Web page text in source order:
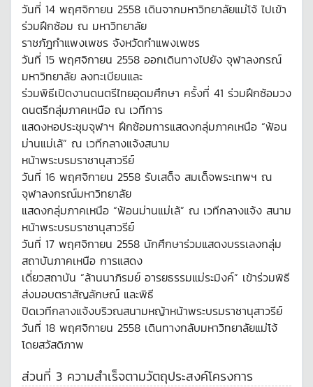
วันที่ 14 พฤศจิกายน 2558 เดินจากมหาวิทยาลัยแม่โจ้ ไปเข้า
ร่วมฝึกซ้อม ณ มหาวิทยาลัย
ราชภัฎกำแพงเพชร จังหวัดกำแพงเพชร
วันที่ 15 พฤศจิกายน 2558 ออกเดินทางไปยัง จุฬาลงกรณ์
มหาวิทยาลัย ลงทะเบียนและ
ร่วมพิธีเปิดงานดนตรีไทยอุดมศึกษา ครั้งที่ 41 ร่วมฝึกซ้อมวง
ดนตรีกลุ่มภาคเหนือ ณ เวทีการ
แสดงหอประชุมจุฬาฯ ฝึกซ้อมการแสดงกลุ่มภาคเหนือ “ฟ้อน
ม่านแม่เล้” ณ เวทีกลางแจ้งสนาม
หน้าพระบรมราชานุสาวรีย์
วันที่ 16 พฤศจิกายน 2558 รับเสด็จ สมเด็จพระเทพฯ ณ
จุฬาลงกรณ์มหาวิทยาลัย
แสดงกลุ่มภาคเหนือ “ฟ้อนม่านแม่เล้” ณ เวทีกลางแจ้ง สนาม
หน้าพระบรมราชานุสาวรีย์
วันที่ 17 พฤศจิกายน 2558 นักศึกษาร่วมแสดงบรรเลงกลุ่ม
สถาบันภาคเหนือ การแสดง
เดี่ยวสถาบัน “ล้านนาภิรมย์ อารยธรรมแม่ระมิงค์” เข้าร่วมพิธี
ส่งมอบตราสัญลักษณ์ และพิธี
ปิดเวทีกลางแจ้งบริวณสนามหญ้าหน้าพระบรมราชานุสาวรีย์
วันที่ 18 พฤศจิกายน 2558 เดินทางกลับมหาวิทยาลัยแม่โจ้
โดยสวัสดิภาพ
ส่วนที่ 3 ความสำเร็จตามวัตถุประสงค์โครงการ